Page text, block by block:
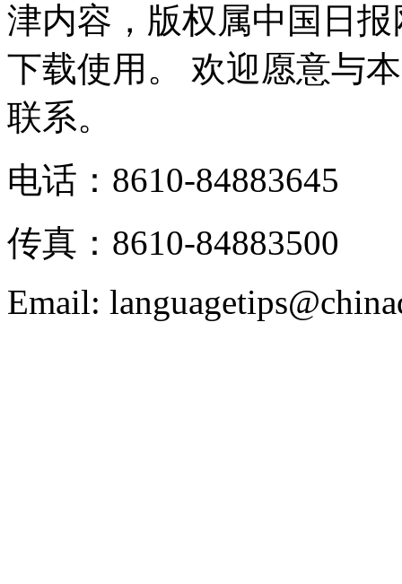
津内容，版权属中国日
下载使用。 欢迎愿意与
联系。
电话：8610-84883645
传真：8610-84883500
Email: